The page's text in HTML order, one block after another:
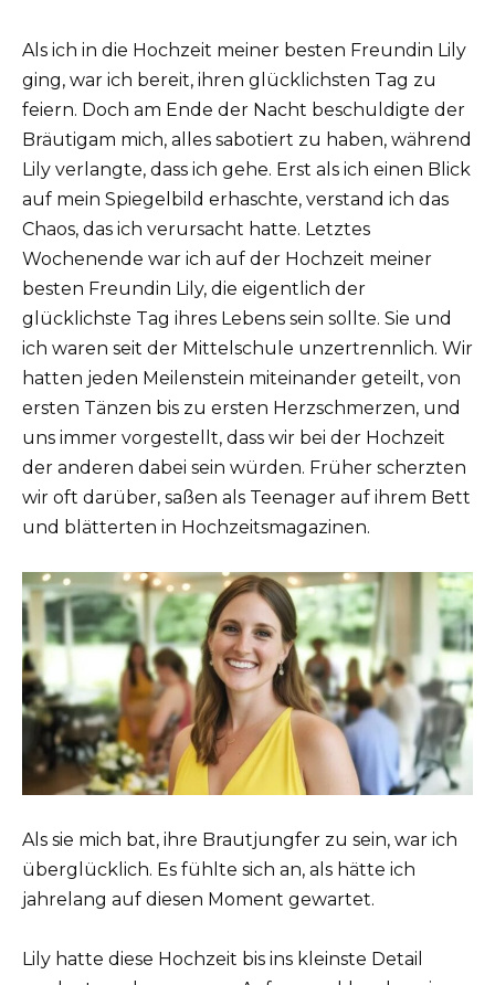
Als ich in die Hochzeit meiner besten Freundin Lily
ging, war ich bereit, ihren glücklichsten Tag zu
feiern. Doch am Ende der Nacht beschuldigte der
Bräutigam mich, alles sabotiert zu haben, während
Lily verlangte, dass ich gehe. Erst als ich einen Blick
auf mein Spiegelbild erhaschte, verstand ich das
Chaos, das ich verursacht hatte. Letztes
Wochenende war ich auf der Hochzeit meiner
besten Freundin Lily, die eigentlich der
glücklichste Tag ihres Lebens sein sollte. Sie und
ich waren seit der Mittelschule unzertrennlich. Wir
hatten jeden Meilenstein miteinander geteilt, von
ersten Tänzen bis zu ersten Herzschmerzen, und
uns immer vorgestellt, dass wir bei der Hochzeit
der anderen dabei sein würden. Früher scherzten
wir oft darüber, saßen als Teenager auf ihrem Bett
und blätterten in Hochzeitsmagazinen.
Als sie mich bat, ihre Brautjungfer zu sein, war ich
überglücklich. Es fühlte sich an, als hätte ich
jahrelang auf diesen Moment gewartet.
Lily hatte diese Hochzeit bis ins kleinste Detail